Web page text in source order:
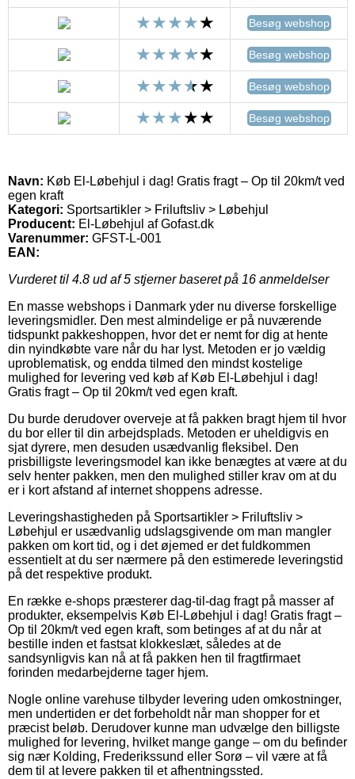
Besøg webshop
Besøg webshop
Besøg webshop
Besøg webshop
Navn: Køb El-Løbehjul i dag! Gratis fragt – Op til 20km/t ved
egen kraft
Kategori: Sportsartikler > Friluftsliv > Løbehjul
Producent: El-Løbehjul af Gofast.dk
Varenummer: GFST-L-001
EAN:
Vurderet til 4.8 ud af 5 stjerner baseret på 16 anmeldelser
En masse webshops i Danmark yder nu diverse forskellige
leveringsmidler. Den mest almindelige er på nuværende
tidspunkt pakkeshoppen, hvor det er nemt for dig at hente
din nyindkøbte vare når du har lyst. Metoden er jo vældig
uproblematisk, og endda tilmed den mindst kostelige
mulighed for levering ved køb af Køb El-Løbehjul i dag!
Gratis fragt – Op til 20km/t ved egen kraft.
Du burde derudover overveje at få pakken bragt hjem til hvor
du bor eller til din arbejdsplads. Metoden er uheldigvis en
sjat dyrere, men desuden usædvanlig fleksibel. Den
prisbilligste leveringsmodel kan ikke benægtes at være at du
selv henter pakken, men den mulighed stiller krav om at du
er i kort afstand af internet shoppens adresse.
Leveringshastigheden på Sportsartikler > Friluftsliv >
Løbehjul er usædvanlig udslagsgivende om man mangler
pakken om kort tid, og i det øjemed er det fuldkommen
essentielt at du ser nærmere på den estimerede leveringstid
på det respektive produkt.
En række e-shops præsterer dag-til-dag fragt på masser af
produkter, eksempelvis Køb El-Løbehjul i dag! Gratis fragt –
Op til 20km/t ved egen kraft, som betinges af at du når at
bestille inden et fastsat klokkeslæt, således at de
sandsynligvis kan nå at få pakken hen til fragtfirmaet
forinden medarbejderne tager hjem.
Nogle online varehuse tilbyder levering uden omkostninger,
men undertiden er det forbeholdt når man shopper for et
præcist beløb. Derudover kunne man udvælge den billigste
mulighed for levering, hvilket mange gange – om du befinder
sig nær Kolding, Frederikssund eller Sorø – vil være at få
dem til at levere pakken til et afhentningssted.